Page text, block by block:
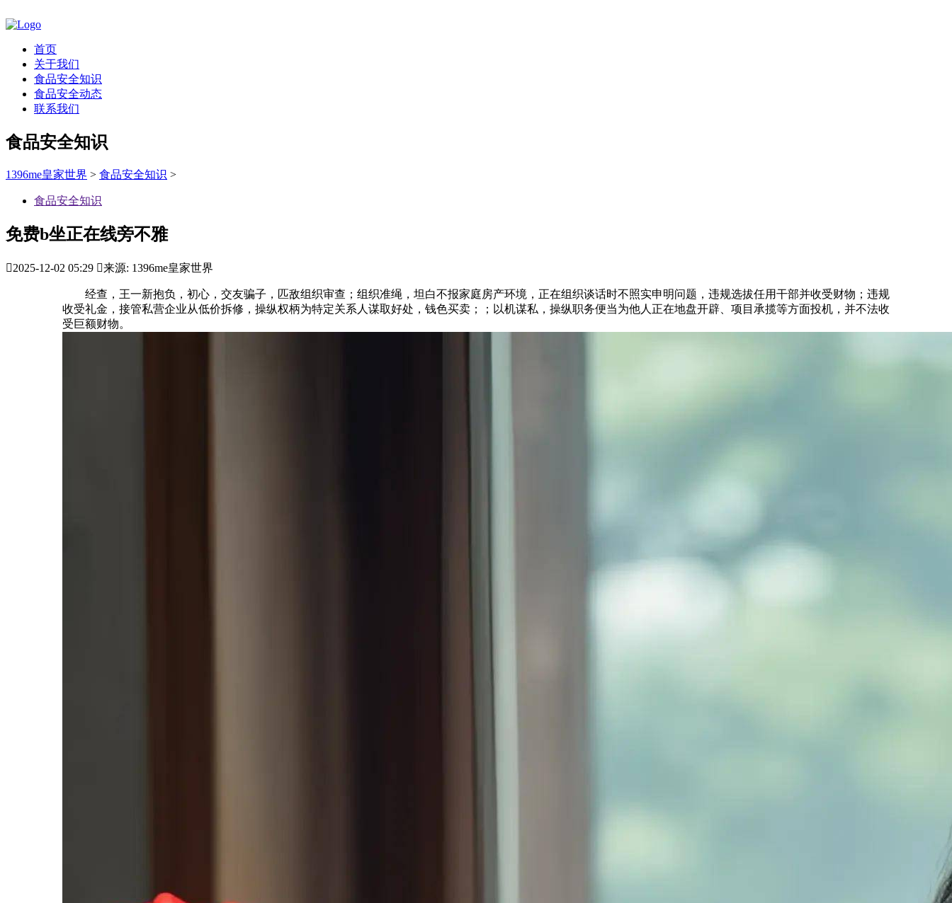
首页
关于我们
食品安全知识
食品安全动态
联系我们
食品安全知识
1396me皇家世界 > 食品安全知识 >
食品安全知识
免费b坐正在线旁不雅
2025-12-02 05:29 来源: 1396me皇家世界
经查，王一新抱负，初心，交友骗子，匹敌组织审查；组织准绳，坦白不报家庭房产环境，正在组织谈话时不照实申明问题，违规选拔任用干部并收受财物；违规
收受礼金，接管私营企业从低价拆修，操纵权柄为特定关系人谋取好处，钱色买卖；；以机谋私，操纵职务便当为他人正在地盘开辟、项目承揽等方面投机，并不法收
受巨额财物。